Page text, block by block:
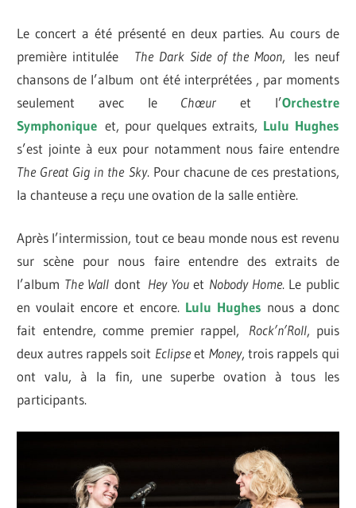
Le concert a été présenté en deux parties. Au cours de
première intitulée
The Dark Side of the Moon, les neuf
chansons de l’albumont été interprétées , par moments
seulement avec le Chœur et l’Orchestre
Symphoniqueet, pour quelques extraits, Lulu Hughes
s’est jointe à eux pour notamment nous faire entendre
The Great Gig in the Sky. Pour chacune de ces prestations,
la chanteuse a reçu une ovation de la salle entière.
Après l’intermission, tout ce beau monde nous est revenu
sur scène pour nous faire entendre des extraits de
l’album The Walldont Hey You et Nobody Home. Le public
en voulait encore et encore. Lulu Hughes nous a donc
fait entendre, comme premier rappel, Rock’n’Roll, puis
deux autres rappels soit Eclipseet Money, trois rappels qui
ont valu, à la fin, une superbe ovation à tous les
participants.